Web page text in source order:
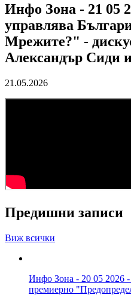
Инфо Зона - 21 05
управлява
Мрежите?" -
Александър Сиди
21.05.2026
Предишни записи
Виж всички
Инфо Зона - 20 05 2026
премиерно